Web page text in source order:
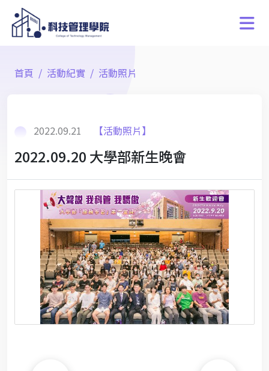
首頁 活動紀實 活動照片
2022.09.21 【活動照片】
2022.09.20 大學部新生晚會